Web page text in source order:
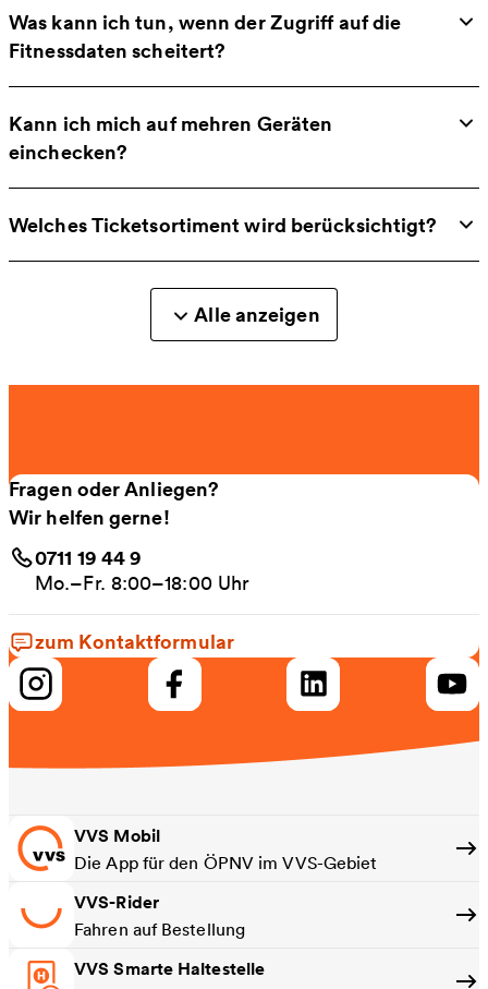
Was kann ich tun, wenn der Zugriff auf die
Fitnessdaten scheitert?
Kann ich mich auf mehren Geräten
einchecken?
Welches Ticketsortiment wird berücksichtigt?
Alle anzeigen
Fragen oder Anliegen?
Wir helfen gerne!
0711 19 44 9
Mo.–Fr. 8:00–18:00 Uhr
zum Kontaktformular
VVS Mobil
Die App für den ÖPNV im VVS-Gebiet
VVS-Rider
Fahren auf Bestellung
VVS Smarte Haltestelle